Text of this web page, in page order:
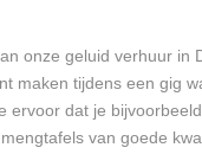
onze geluid verhuur in
maken tijdens een gig
ervoor dat je
van goede